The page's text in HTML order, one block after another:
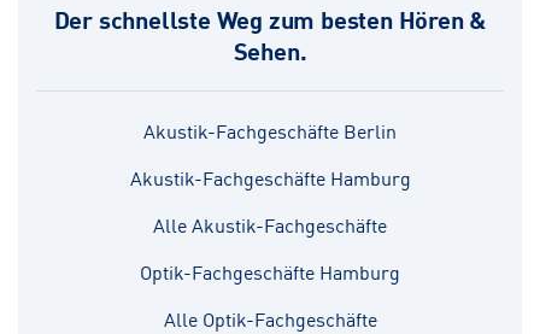
Der schnellste Weg zum besten Hören &
Sehen.
Akustik-Fachgeschäfte Berlin
Akustik-Fachgeschäfte Hamburg
Alle Akustik-Fachgeschäfte
Optik-Fachgeschäfte Hamburg
Alle Optik-Fachgeschäfte